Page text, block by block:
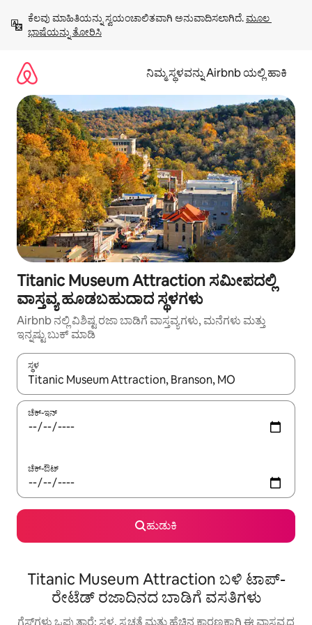
ಹೋಗಿ
ಕೆಲವು ಮಾಹಿತಿಯನ್ನು ಸ್ವಯಂಚಾಲಿತವಾಗಿ ಅನುವಾದಿಸಲಾಗಿದೆ. ಮೂಲ
ಭಾಷೆಯನ್ನು ತೋರಿಸಿ
ನಿಮ್ಮ ಸ್ಥಳವನ್ನು Airbnb ಯಲ್ಲಿ ಹಾಕಿ
Titanic Museum Attraction ಸಮೀಪದಲ್ಲಿ
ವಾಸ್ತವ್ಯ ಹೂಡಬಹುದಾದ ಸ್ಥಳಗಳು
Airbnb ನಲ್ಲಿ ವಿಶಿಷ್ಟ ರಜಾ ಬಾಡಿಗೆ ವಾಸ್ತವ್ಯಗಳು, ಮನೆಗಳು ಮತ್ತು
ಇನ್ನಷ್ಟು ಬುಕ್ ಮಾಡಿ
ಸ್ಥಳ
ಫಲಿತಾಂಶಗಳು ಲಭ್ಯವಿರುವಾಗ, ಅಪ್ ಮತ್ತು ಡೌನ್ ಬಾಣದ ಕೀಲಿಗಳೊಂದಿಗೆ
ಚೆಕ್-ಇನ್
ಚೆಕ್-ಔಟ್
ಹುಡುಕಿ
Titanic Museum Attraction ಬಳಿ ಟಾಪ್-
ರೇಟೆಡ್ ರಜಾದಿನದ ಬಾಡಿಗೆ ವಸತಿಗಳು
ಗೆಸ್ಟ್‌ಗಳು ಒಪ್ಪುತ್ತಾರೆ: ಸ್ಥಳ, ಸ್ವಚ್ಛತೆ ಮತ್ತು ಹೆಚ್ಚಿನ ಕಾರಣಕ್ಕಾಗಿ ಈ ವಾಸ್ತವ್ಯದ